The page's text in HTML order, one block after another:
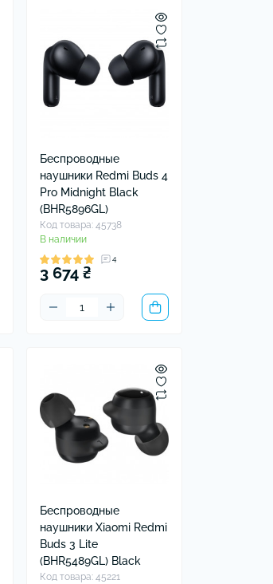
Беспроводные
наушники Redmi Buds 4
Pro Midnight Black
(BHR5896GL)
Код товара: 45738
В наличии
4
3 674 ₴
Беспроводные
наушники Xiaomi Redmi
Buds 3 Lite
(BHR5489GL) Black
Код товара: 45221